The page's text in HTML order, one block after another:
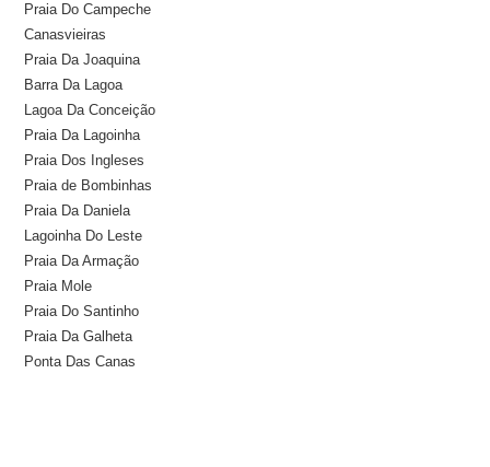
Praia Do Campeche
Canasvieiras
Praia Da Joaquina
Barra Da Lagoa
Lagoa Da Conceição
Praia Da Lagoinha
Praia Dos Ingleses
Praia de Bombinhas
Praia Da Daniela
Lagoinha Do Leste
Praia Da Armação
Praia Mole
Praia Do Santinho
Praia Da Galheta
Ponta Das Canas